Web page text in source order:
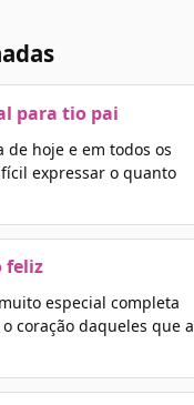
para tio pai
hoje e em todos os
expressar o quanto
feliz
especial completa
coração daqueles que a